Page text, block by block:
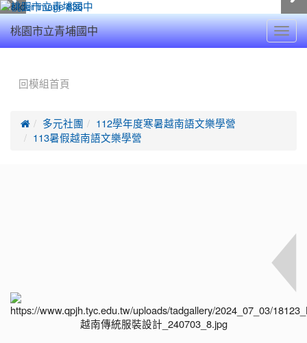
桃園市立青埔國中
回模組首頁
 多元社團
112學年度寒暑越南語文樂學營
113暑假越南語文樂學營